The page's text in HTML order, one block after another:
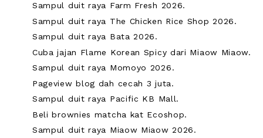
Sampul duit raya Farm Fresh 2026.
Sampul duit raya The Chicken Rice Shop 2026.
Sampul duit raya Bata 2026.
Cuba jajan Flame Korean Spicy dari Miaow Miaow.
Sampul duit raya Momoyo 2026.
Pageview blog dah cecah 3 juta.
Sampul duit raya Pacific KB Mall.
Beli brownies matcha kat Ecoshop.
Sampul duit raya Miaow Miaow 2026.